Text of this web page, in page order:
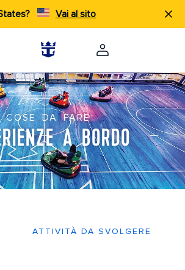
Vai al sito
COSE DA FARE
A BORDO
ATTIVITÀ DA SVOLGERE